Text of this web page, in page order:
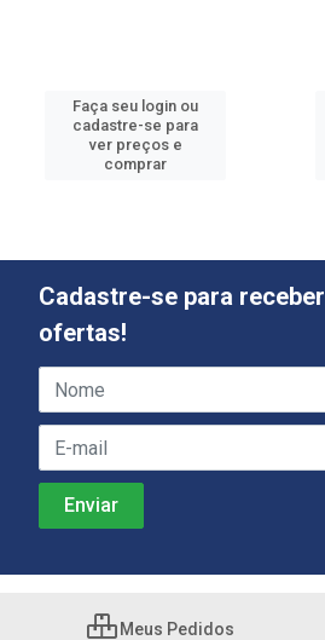
Faça seu login ou
cadastre-se para
ver preços e
comprar
Cadastre-se para
ofertas!
Meus Pedidos